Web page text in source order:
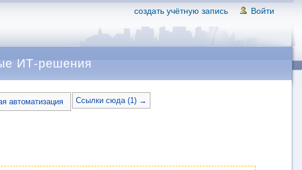
создать учётную запись Войти
ИТ-решения
автоматизация
Ссылки сюда (1) →